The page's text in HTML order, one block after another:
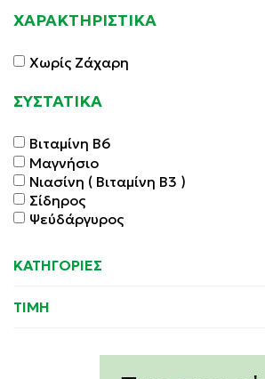
ΧΑΡΑΚΤΗΡΙΣΤΙΚΑ
Χωρίς Ζάχαρη
ΣΥΣΤΑΤΙΚΑ
Βιταμίνη Β6
Μαγνήσιο
Νιασίνη ( Βιταμίνη Β3 )
Σίδηρος
Ψεύδάργυρος
ΚΑΤΗΓΟΡΙΕΣ
ΤΙΜΗ